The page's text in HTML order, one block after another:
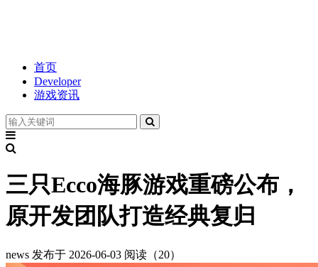
首页
Developer
游戏资讯
三只Ecco海豚游戏重磅公布，
原开发团队打造经典复归
news 发布于 2026-06-03 阅读（20）